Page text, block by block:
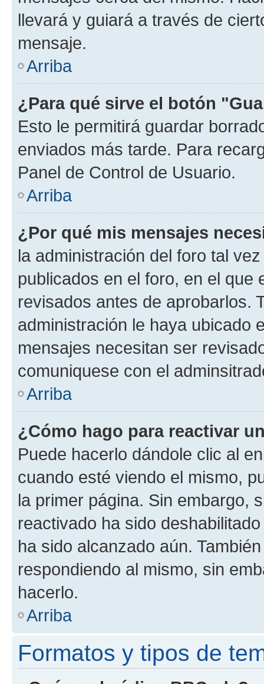
llevará y guiará a través de
mensaje.
Arriba
¿Para qué sirve el botón
Esto le permitirá guardar
enviados más tarde. Para
Panel de Control de Usuario.
Arriba
¿Por qué mis mensajes
la administración del foro tal
publicados en el foro, en el
revisados antes de aprobarlos.
administración le haya ubicado
mensajes necesitan ser
comuniquese con el
Arriba
¿Cómo hago para reactivar
Puede hacerlo dándole clic al
cuando esté viendo el mismo,
la primer página. Sin embargo,
reactivado ha sido
ha sido alcanzado aún.
respondiendo al mismo, sin
hacerlo.
Arriba
Formatos y tipos de